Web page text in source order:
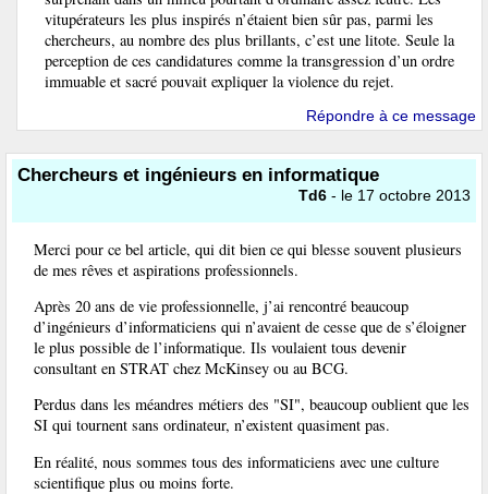
vitupérateurs les plus inspirés n’étaient bien sûr pas, parmi les
chercheurs, au nombre des plus brillants, c’est une litote. Seule la
perception de ces candidatures comme la transgression d’un ordre
immuable et sacré pouvait expliquer la violence du rejet.
Répondre à ce message
Chercheurs et ingénieurs en informatique
Td6 - le 17 octobre 2013
Merci pour ce bel article, qui dit bien ce qui blesse souvent plusieurs
de mes rêves et aspirations professionnels.
Après 20 ans de vie professionnelle, j’ai rencontré beaucoup
d’ingénieurs d’informaticiens qui n’avaient de cesse que de s’éloigner
le plus possible de l’informatique. Ils voulaient tous devenir
consultant en STRAT chez McKinsey ou au BCG.
Perdus dans les méandres métiers des "SI", beaucoup oublient que les
SI qui tournent sans ordinateur, n’existent quasiment pas.
En réalité, nous sommes tous des informaticiens avec une culture
scientifique plus ou moins forte.